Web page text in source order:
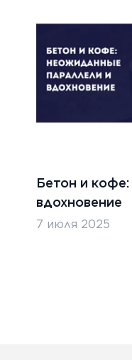
Бетон и
вдохновение
7 июля 2025